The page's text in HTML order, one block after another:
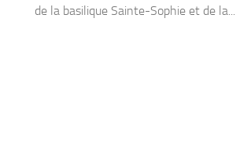
de la basilique Sainte-Sophie et de la...